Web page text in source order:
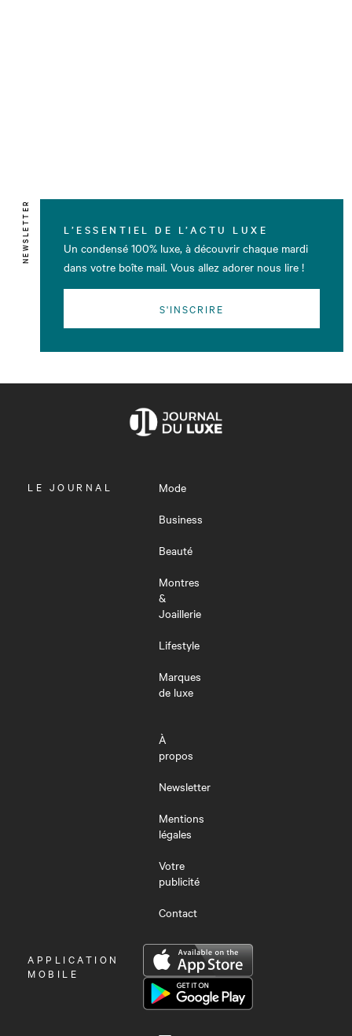
NEWSLETTER L’ESSENTIEL DE L’ACTU LUXE
Un condensé 100% luxe, à découvrir chaque mardi
dans votre boîte mail. Vous allez adorer nous lire !
S'INSCRIRE
OUVRIR
LE JOURNAL
Mode
Business
Beauté
Montres
&
Joaillerie
Lifestyle
Marques
de luxe
À
propos
Newsletter
Mentions
légales
Votre
publicité
Contact
OUVRIR
LE
APPLICATION
MOBILE